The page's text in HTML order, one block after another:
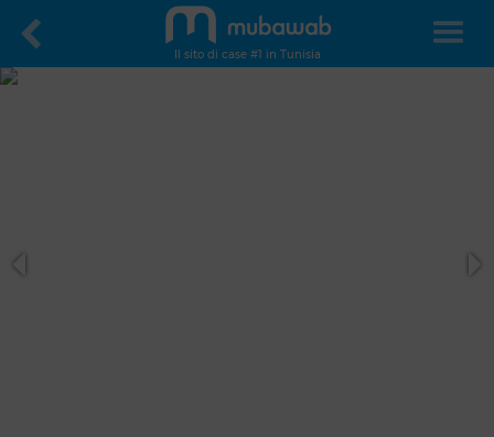
Il sito di case #1 in Tunisia